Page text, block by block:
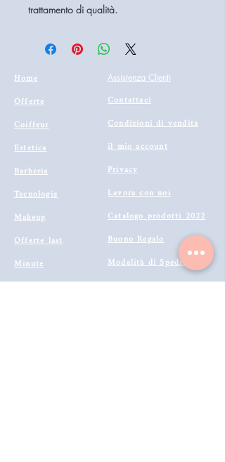
trattamento di qualità.
Home
Offerte
Coiffeur
Estetica
Barberia
Tecnologie
Makeup
Offerte last
Minute
Programma Fedeltà
Assistenza Clienti
Contattaci
Condizioni di vendita
il mio account
Privacy
Lavora con noi
Catalogo prodotti 2022
Buono Regalo
Modalità di Spedizione